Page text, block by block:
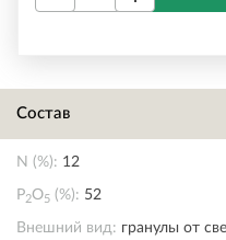
Состав
N (%): 12
P2O5 (%): 52
Внешний вид: гранулы от